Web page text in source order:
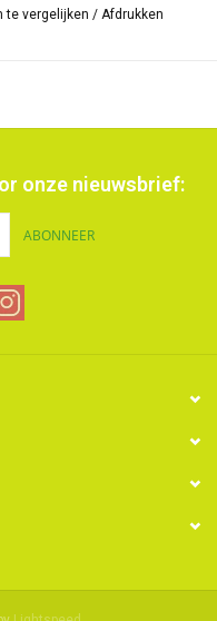
te vergelijken / Afdrukken
onze nieuwsbrief:
ABONNEER